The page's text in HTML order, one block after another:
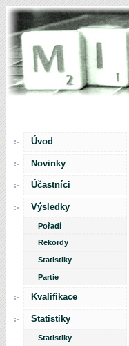
Úvod
Novinky
Účastníci
Výsledky
Pořadí
Rekordy
Statistiky
Partie
Kvalifikace
Statistiky
Statistiky